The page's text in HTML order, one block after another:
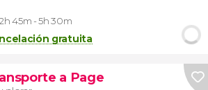
2h 45m - 5h 30m
gratuita
a Page